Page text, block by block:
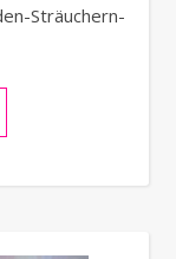
Sträuchern-